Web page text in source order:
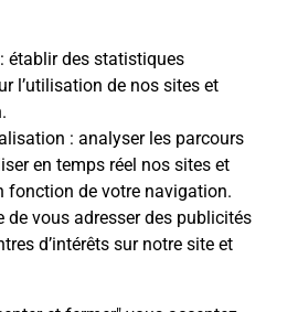
: établir des statistiques
l’utilisation de nos sites et
: analyser les parcours
en temps réel nos sites et
fonction de votre navigation.
de vous adresser des publicités
d’intérêts sur notre site et
La Poste
aujourd'hui à 08h00
De Mars
onglet